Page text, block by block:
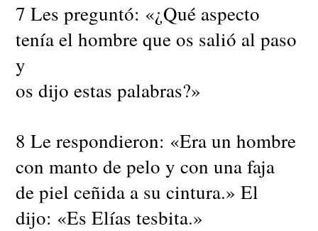
7 Les preguntó: «¿Qué aspecto
tenía el hombre que os salió al paso
y
os dijo estas palabras?»
8 Le respondieron: «Era un hombre
con manto de pelo y con una faja
de piel ceñida a su cintura.» El
dijo: «Es Elías tesbita.»